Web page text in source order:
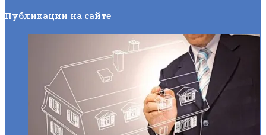
Публикации на сайте